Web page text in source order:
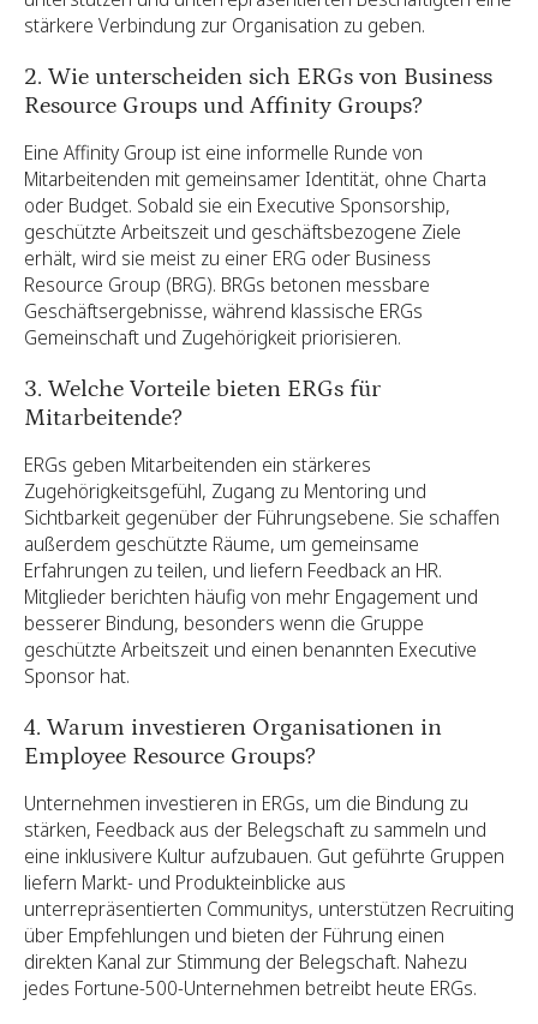
stärkere Verbindung zur Organisation zu geben.
2. Wie unterscheiden sich ERGs von Business
Resource Groups und Affinity Groups?
Eine Affinity Group ist eine informelle Runde von
Mitarbeitenden mit gemeinsamer Identität, ohne Charta
oder Budget. Sobald sie ein Executive Sponsorship,
geschützte Arbeitszeit und geschäftsbezogene Ziele
erhält, wird sie meist zu einer ERG oder Business
Resource Group (BRG). BRGs betonen messbare
Geschäftsergebnisse, während klassische ERGs
Gemeinschaft und Zugehörigkeit priorisieren.
3. Welche Vorteile bieten ERGs für
Mitarbeitende?
ERGs geben Mitarbeitenden ein stärkeres
Zugehörigkeitsgefühl, Zugang zu Mentoring und
Sichtbarkeit gegenüber der Führungsebene. Sie schaffen
außerdem geschützte Räume, um gemeinsame
Erfahrungen zu teilen, und liefern Feedback an HR.
Mitglieder berichten häufig von mehr Engagement und
besserer Bindung, besonders wenn die Gruppe
geschützte Arbeitszeit und einen benannten Executive
Sponsor hat.
4. Warum investieren Organisationen in
Employee Resource Groups?
Unternehmen investieren in ERGs, um die Bindung zu
stärken, Feedback aus der Belegschaft zu sammeln und
eine inklusivere Kultur aufzubauen. Gut geführte Gruppen
liefern Markt- und Produkteinblicke aus
unterrepräsentierten Communitys, unterstützen Recruiting
über Empfehlungen und bieten der Führung einen
direkten Kanal zur Stimmung der Belegschaft. Nahezu
jedes Fortune-500-Unternehmen betreibt heute ERGs.